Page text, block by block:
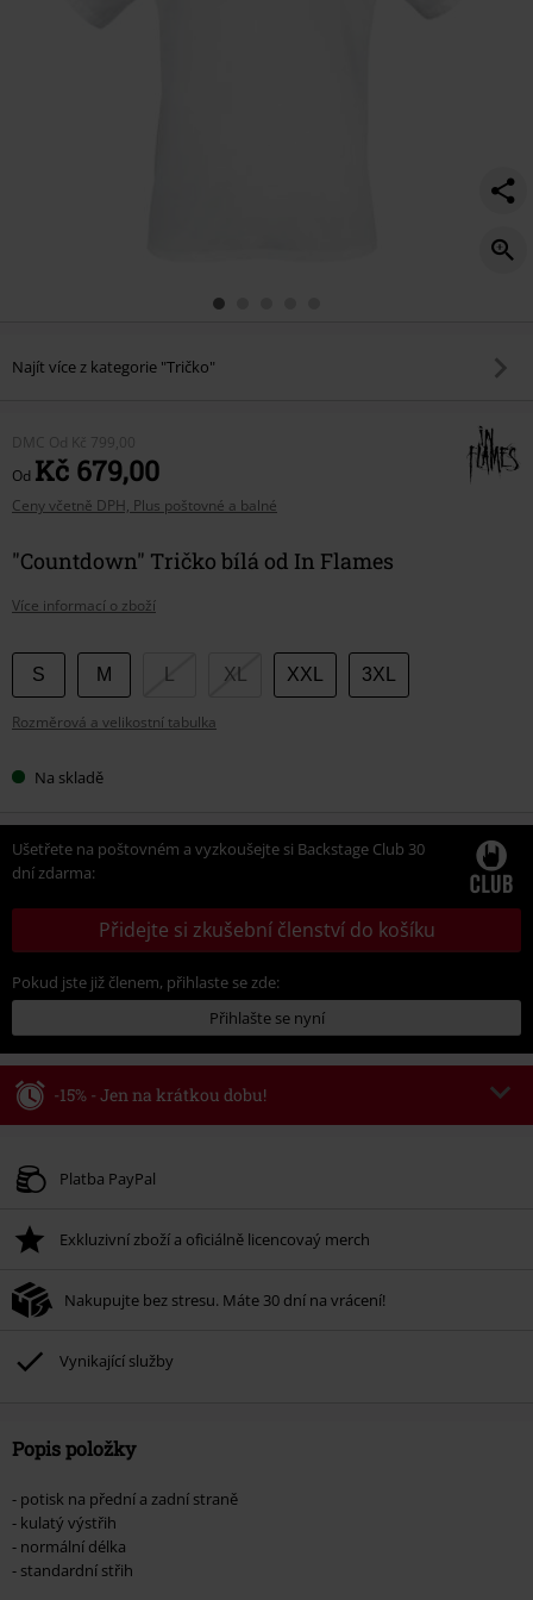
Najít více z kategorie "Tričko"
DMC Od Kč 799,00
Od Kč 679,00
Ceny včetně DPH, Plus poštovné a balné
"Countdown" Tričko bílá od In Flames
Více informací o zboží
Vyberte
si
velikost
S M XL XXL 3XL
Rozměrová a velikostní tabulka
Na skladě
Ušetřete na poštovném a vyzkoušejte si Backstage Club 30
dní zdarma:
Přidejte si zkušební členství do košíku
Pokud jste již členem, přihlaste se zde:
Přihlašte se nyní
-15% - Jen na krátkou dobu!
Platné do 8/9/26
Po zadání kódu v košíku, se sleva uplatní automaticky.
Nelze kombinovat s jinými akciovými kódy. Sleva se nevztahuje na: knihy,
média, vstupenky, Rammstein, (Till) Lindemann, Böhse Onkelz, Broilers, Die
podpoříte nadaci.
Platba PayPal
Exkluzivní zboží a oficiálně licencovaý merch
Nakupujte bez stresu. Máte 30 dní na vrácení!
Vynikající služby
Popis položky
- potisk na přední a zadní straně
- kulatý výstřih
- normální délka
- standardní střih